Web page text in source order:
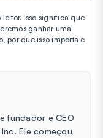
Isso significa que
ganhar uma
por que isso importa e
fundador e CEO
Ele começou